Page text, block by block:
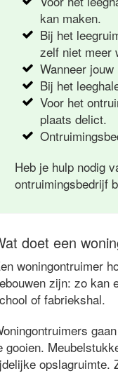
kan maken.
Bij het
zelf niet meer
Wanneer
Bij het
Voor het
plaats delict.
Heb je hulp nodig
ontruimingsbedrijf
doet een
woningontruimer
zijn: zo kan
of fabriekshal.
gooien.
opslagruimte.